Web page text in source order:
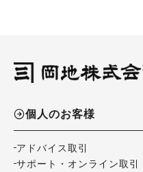
個人のお客様
アドバイス取引
サポート・オンライン取引